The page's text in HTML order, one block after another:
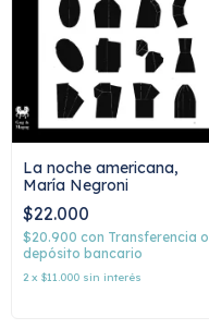
La noche americana,
María Negroni
$22.000
$20.900 con Transferencia o
depósito bancario
2 x $11.000 sin interés